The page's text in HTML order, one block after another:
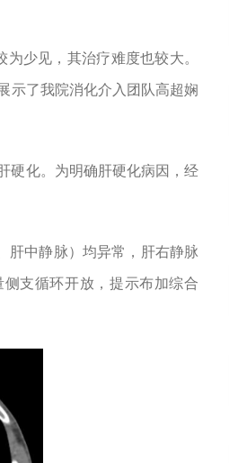
少见，其治疗难度也较大。
示了我院消化介入团队高超娴
硬化。为明确肝硬化病因，经
肝中静脉）均异常，肝右静脉
支循环开放，提示布加综合